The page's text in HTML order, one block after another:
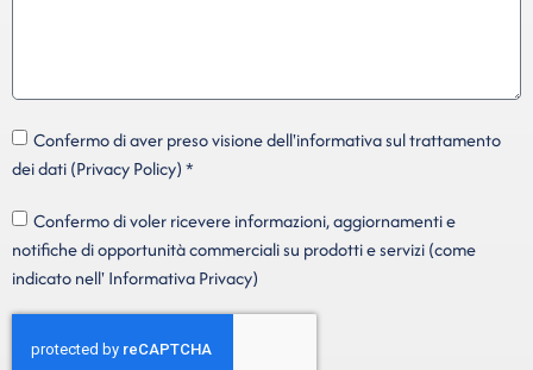
Confermo di aver preso visione dell'informativa sul trattamento
dei dati (Privacy Policy) *
Confermo di voler ricevere informazioni, aggiornamenti e
notifiche di opportunità commerciali su prodotti e servizi (come
indicato nell' Informativa Privacy)